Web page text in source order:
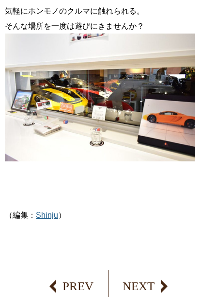
気軽にホンモノのクルマに触れられる。
そんな場所を一度は遊びにきませんか？
（編集： Shinju）
PREV NEXT